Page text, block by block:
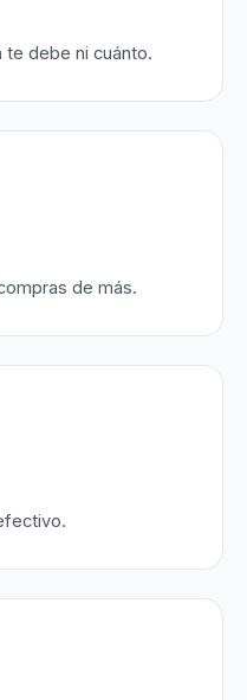
te debe ni cuánto.
de más.